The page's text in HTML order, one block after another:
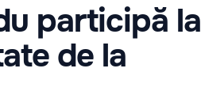
participă la
de la